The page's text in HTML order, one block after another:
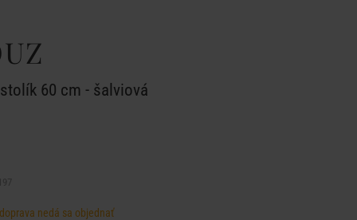
60 cm - šalviová
nedá sa objednať